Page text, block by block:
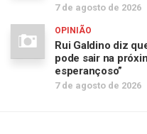
7 de agosto de 2026
OPINIÃO
Rui Galdino diz
pode sair na
esperançoso”
7 de agosto de 2026